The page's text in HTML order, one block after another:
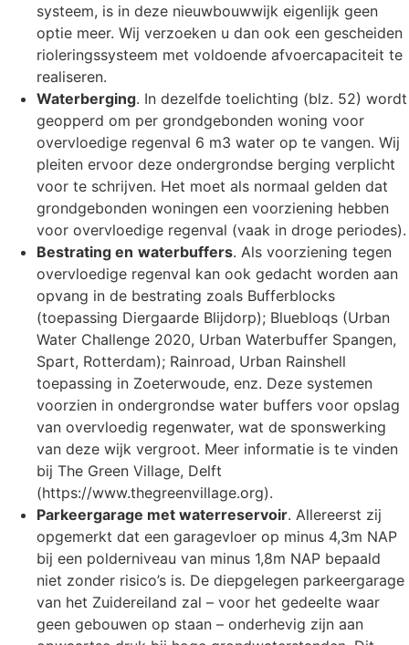
systeem, is in deze nieuwbouwwijk eigenlijk geen
optie meer. Wij verzoeken u dan ook een gescheiden
rioleringssysteem met voldoende afvoercapaciteit te
realiseren.
Waterberging. In dezelfde toelichting (blz. 52) wordt
geopperd om per grondgebonden woning voor
overvloedige regenval 6 m3 water op te vangen. Wij
pleiten ervoor deze ondergrondse berging verplicht
voor te schrijven. Het moet als normaal gelden dat
grondgebonden woningen een voorziening hebben
voor overvloedige regenval (vaak in droge periodes).
Bestrating en waterbuffers. Als voorziening tegen
overvloedige regenval kan ook gedacht worden aan
opvang in de bestrating zoals Bufferblocks
(toepassing Diergaarde Blijdorp); Bluebloqs (Urban
Water Challenge 2020, Urban Waterbuffer Spangen,
Spart, Rotterdam); Rainroad, Urban Rainshell
toepassing in Zoeterwoude, enz. Deze systemen
voorzien in ondergrondse water buffers voor opslag
van overvloedig regenwater, wat de sponswerking
van deze wijk vergroot. Meer informatie is te vinden
bij The Green Village, Delft
(https://www.thegreenvillage.org).
Parkeergarage met waterreservoir. Allereerst zij
opgemerkt dat een garagevloer op minus 4,3m NAP
bij een polderniveau van minus 1,8m NAP bepaald
niet zonder risico’s is. De diepgelegen parkeergarage
van het Zuidereiland zal – voor het gedeelte waar
geen gebouwen op staan – onderhevig zijn aan